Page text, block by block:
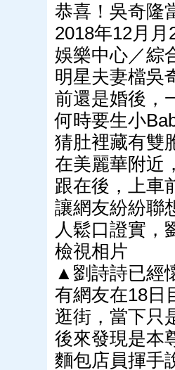
恭喜！吳奇隆
2018年12月
娛樂中心／綜
明星夫妻檔吳
前還是婚後，
何時要生小
猜肚裡藏有雙
在美麗華附近
跟在後，上車
讓網友紛紛聯
人鬆口證實，
檢視相片
▲劉詩詩已經
有網友在18日
逛街，當下只
後來發現是本
麵包店員揮手